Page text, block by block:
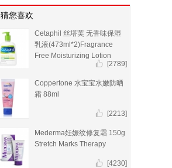
猜您喜欢
Cetaphil 丝塔芙 无香味保湿
乳液(473ml*2)Fragrance
Free Moisturizing Lotion
[2789]
Coppertone 水宝宝水嫩防晒
霜 88ml
[2213]
Mederma妊娠纹修复霜 150g
Stretch Marks Therapy
[4230]